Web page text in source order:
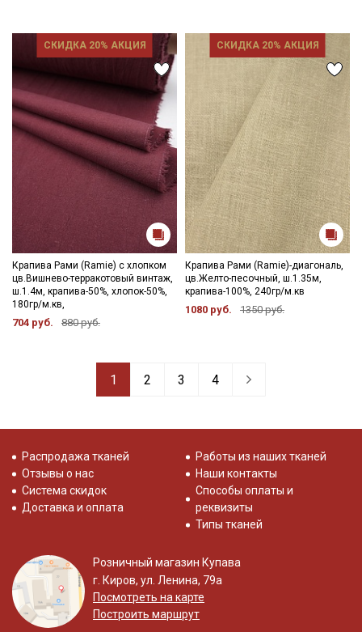
СКИДКА 20% АКЦИЯ
Крапива Рами (Ramie) с хлопком
цв.Вишнево-терракотовый винтаж,
ш.1.4м, крапива-50%, хлопок-50%,
180гр/м.кв,
704 руб. 880 руб.
СКИДКА 20% АКЦИЯ
Крапива Рами (Ramie)-диагональ,
цв.Желто-песочный, ш.1.35м,
крапива-100%, 240гр/м.кв
1080 руб. 1350 руб.
1 2 3 4
Распродажа тканей
Отзывы о нас
Система скидок
Доставка и оплата
Работы из наших тканей
Наши контакты
Способы оплаты и
реквизиты
Типы тканей
Розничный магазин Купава
г. Киров, ул. Ленина, 79а
Посмотреть на карте
Построить маршрут